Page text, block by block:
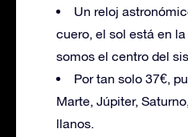
Un reloj
cuero, el sol está en
somos el centro del
Por tan solo 37€,
Marte, Júpiter,
llanos.